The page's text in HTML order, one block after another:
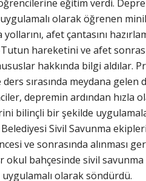
eğitim verdi.
olarak öğrenen
afet çantasını
hareketini ve afet
hakkında bilgi aldılar.
sırasında meydana gelen
depremin ardından hızla
bilinçli bir şekilde
Belediyesi Sivil Savunma ekipleri
ve sonrasında alınması
bahçesinde sivil
olarak söndürdü.